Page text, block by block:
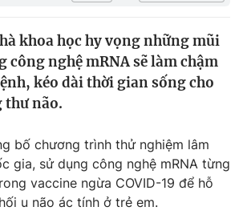
tế
khoa học hy vọng những mũi
công nghệ mRNA sẽ làm chậm
kéo dài thời gian sống cho
thư não.
bố chương trình thử nghiệm lâm
gia, sử dụng công nghệ mRNA từng
vaccine ngừa COVID-19 để hỗ
u não ác tính ở trẻ em.